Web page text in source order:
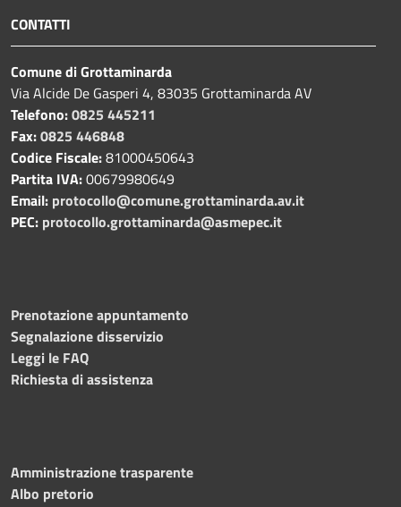
CONTATTI
Comune di Grottaminarda
Via Alcide De Gasperi 4, 83035 Grottaminarda AV
Telefono:0825 445211
Fax:0825 446848
Codice Fiscale:81000450643
Partita IVA:00679980649
Email: protocollo@comune.grottaminarda.av.it
PEC: protocollo.grottaminarda@asmepec.it
Prenotazione appuntamento
Segnalazione disservizio
Leggi le FAQ
Richiesta di assistenza
Amministrazione trasparente
Albo pretorio